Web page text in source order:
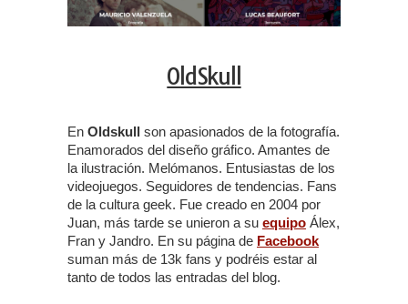
OldSkull
En Oldskull son apasionados de la fotografía.
Enamorados del diseño gráfico. Amantes de
la ilustración. Melómanos. Entusiastas de los
videojuegos. Seguidores de tendencias. Fans
de la cultura geek. Fue creado en 2004 por
Juan, más tarde se unieron a su equipo Álex,
Fran y Jandro. En su página de Facebook
suman más de 13k fans y podréis estar al
tanto de todos las entradas del blog.